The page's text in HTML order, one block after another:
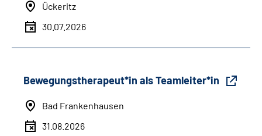
Ückeritz
30.07.2026
Bewegungstherapeut*in als Teamleiter*in
Bad Frankenhausen
31.08.2026